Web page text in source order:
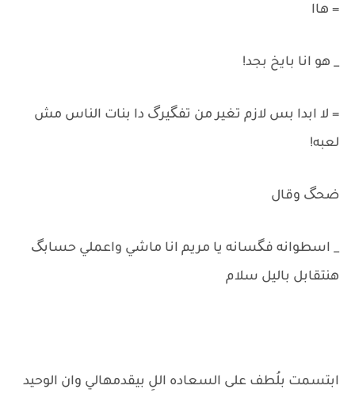
= هاا
_ هو انا بايخ بجد!
= لا ابدا بس لازم تغير من تفگيرگ دا بنات الناس مش
لعبه!
ضحگ وقال
_ اسطوانه فگسانه يا مريم انا ماشي واعملي حسابگ
هنتقابل باليل سلام
ابتسمت بلُطف على السعاده اللِ بيقدمهالي وان الوحيد